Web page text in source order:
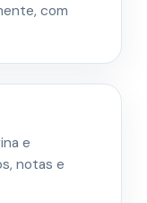
com
e
notas e